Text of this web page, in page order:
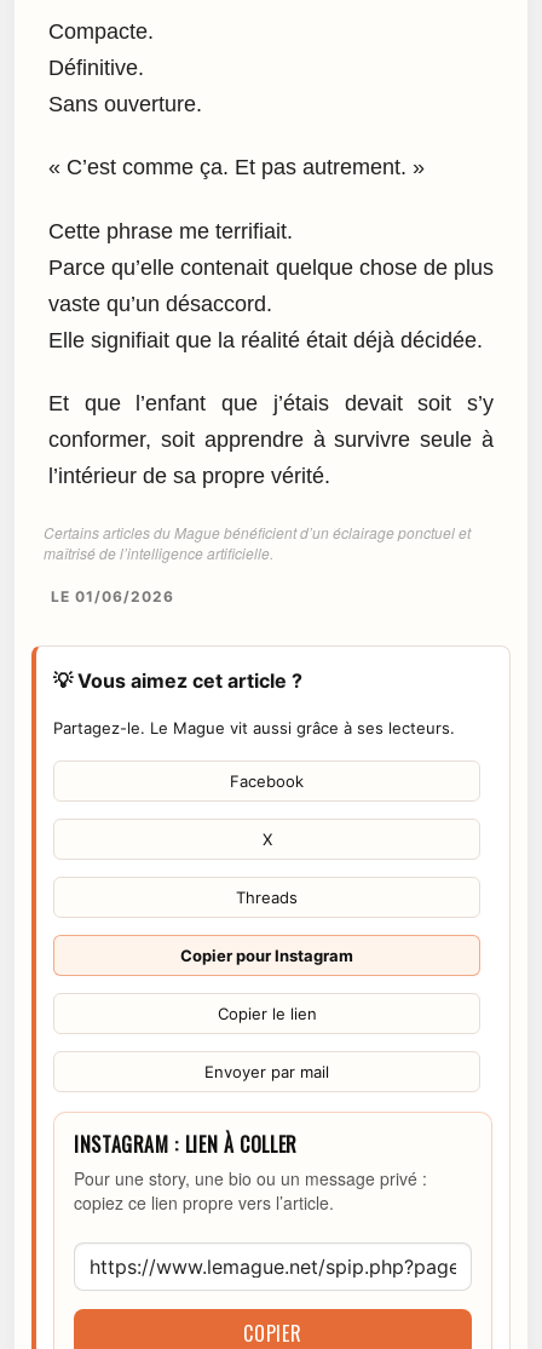
Compacte.
Définitive.
Sans ouverture.
« C’est comme ça. Et pas autrement. »
Cette phrase me terrifiait.
Parce qu’elle contenait quelque chose de plus
vaste qu’un désaccord.
Elle signifiait que la réalité était déjà décidée.
Et que l’enfant que j’étais devait soit s’y
conformer, soit apprendre à survivre seule à
l’intérieur de sa propre vérité.
Certains articles du Mague bénéficient d’un éclairage ponctuel et
maîtrisé de l’intelligence artificielle.
LE 01/06/2026
💡 Vous aimez cet article ?
Partagez-le. Le Mague vit aussi grâce à ses lecteurs.
Facebook
X
Threads
Copier pour Instagram
Copier le lien
Envoyer par mail
INSTAGRAM : LIEN À COLLER
Pour une story, une bio ou un message privé :
copiez ce lien propre vers l’article.
COPIER